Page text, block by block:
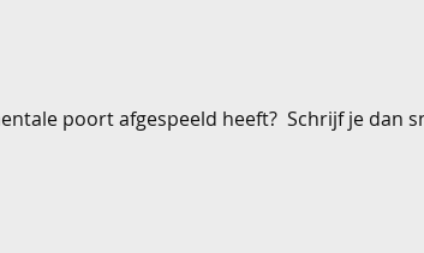
poort afgespeeld heeft? Schrijf je dan